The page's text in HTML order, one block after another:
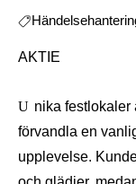
AKTIE
Unika festlokaler är ett av de snabbaste sätten att
förvandla en
upplevelse.